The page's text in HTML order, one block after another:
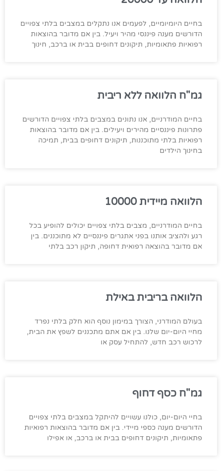
בחיים היומיומיים, לפעמים אנו נתקלים במצבים בלתי צפויים
הדורשים מענה פיננסי מהיר ויעיל. בין אם מדובר בהוצאות
רפואיות פתאומיות, תיקונים דחופים בבית או ברכב, חינוך
גמ"ח הלוואה ללא ריבית
בחיים המודרניים, אנו נתונים במצבים בלתי צפויים הדורשים
פתרונות פיננסיים מהירים ויעילים. בין אם מדובר בהוצאות
רפואיות בלתי מתוכננות, תיקונים דחופים בבית, תמיכה
בחינוך הילדים
הלוואה מיידית 10000
בחיים המודרניים, מצבים בלתי צפויים יכולים להופיע בכל
רגע ולהציב אותנו בפני אתגרים פיננסיים לא מתוכננים. בין
אם מדובר בהוצאה רפואית דחופה, תיקון רכב בלתי
הלוואה בריבית באילת
בעולם המודרני, הצורך במימון נוסף הוא חלק בלתי נפרד
מחיי היום-יום שלנו. בין אם אתם מתכננים לשפץ את הבית,
לרכוש רכב חדש, להתחיל עסק או
גמ"ח כסף דחוף
בחיי היום-יום, כולנו עשויים להיתקל במצבים בלתי צפויים
הדורשים מענה כספי מיידי. בין אם מדובר בהוצאות רפואיות
פתאומיות, תיקונים דחופים בבית או ברכב, או אפילו